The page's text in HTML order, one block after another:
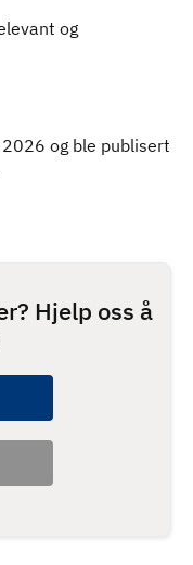
og
og ble publisert
Hjelp oss å